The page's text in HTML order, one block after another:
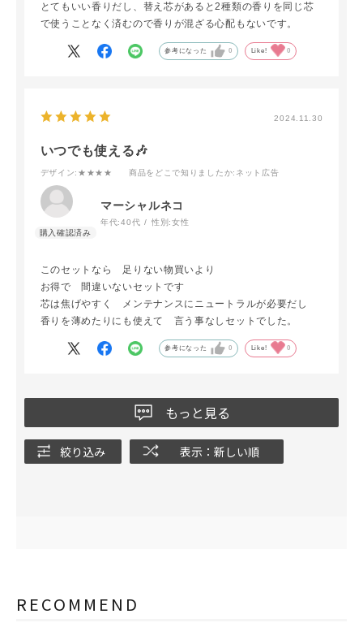
とてもいい香りだし、替え芯があると2種類の香りを同じ芯
で使うことなく済むので香りが混ざる心配もないです。
参考になった 0 Like! 0
2024.11.30
いつでも使える🎶
デザイン:★★★★ 商品をどこで知りましたか:ネット広告
マーシャルネコ
年代:40代 性別:女性
このセットなら 足りない物買いより
お得で 間違いないセットです
芯は焦げやすく メンテナンスにニュートラルが必要だし
香りを薄めたりにも使えて 言う事なしセットでした。
参考になった 0 Like! 0
もっと見る
絞り込み 表示：新しい順
RECOMMEND